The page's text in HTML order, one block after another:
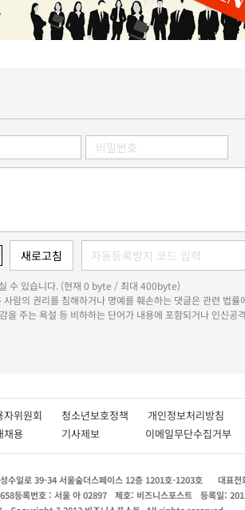
수 있습니다. (현재 0 byte / 최대 400byte)
사람의 권리를 침해하거나 명예를 훼손하는 댓글은 관련 법률
을 주는 욕설 등 비하하는 단어가 내용에 포함되거나 인신공
자위원회 청소년보호정책 개인정보처리방침
채용 기사제보 이메일무단수집거부
수일로 39-34 서울숲더스페이스 12층 1201호-1203호 대표
등록번호 : 서울 아 02897 제호: 비즈니스포스트 등록일: